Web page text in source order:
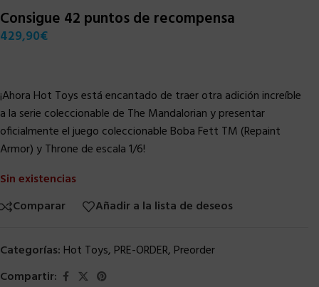
Consigue 42 puntos de recompensa
429,90€
¡Ahora Hot Toys está encantado de traer otra adición increíble
a la serie coleccionable de The Mandalorian y presentar
oficialmente el juego coleccionable Boba Fett TM (Repaint
Armor) y Throne de escala 1/6!
Sin existencias
Comparar
Añadir a la lista de deseos
Categorías: Hot Toys, PRE-ORDER, Preorder
Compartir: